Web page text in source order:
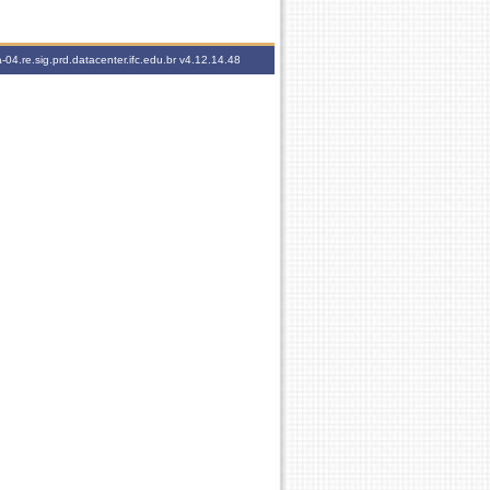
04.re.sig.prd.datacenter.ifc.edu.brv4.12.14.48